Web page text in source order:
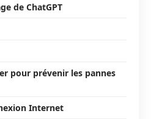
de ChatGPT
pour prévenir les pannes
Internet